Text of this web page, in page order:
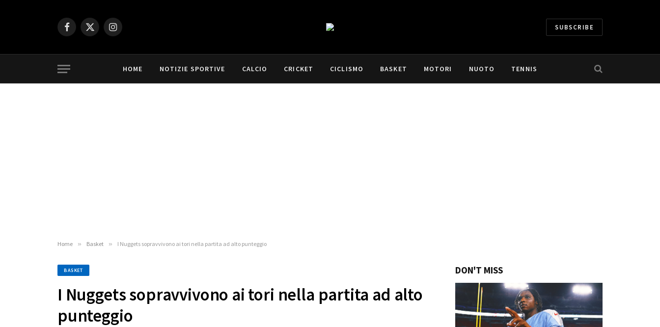
Facebook
X
Instagram SUBSCRIBE
HOME NOTIZIE SPORTIVE CALCIO CRICKET CICLISMO BASKET MOTORI NUOTO TENNIS
Home » Basket » I Nuggets sopravvivono ai tori nella partita ad alto punteggio
BASKET
I Nuggets sopravvivono ai tori nella partita ad alto
punteggio
DON'T MISS